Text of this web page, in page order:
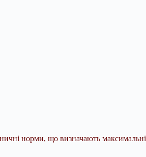
норми, що визначають максимальні